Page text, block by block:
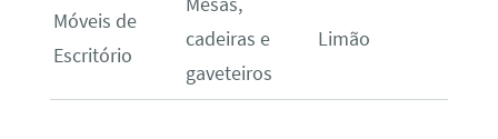
Móveis de
Escritório
Mesas,
cadeiras e
gaveteiros
Limão